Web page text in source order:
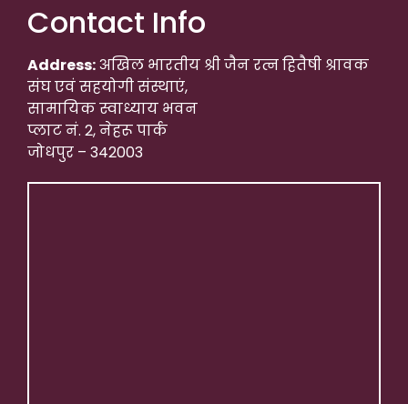
Contact Info
Address:अखिल भारतीय श्री जैन रत्न हितैषी श्रावक
संघ एवं सहयोगी संस्थाएं,
सामायिक स्वाध्याय भवन
प्लाट नं. 2, नेहरू पार्क
जोधपुर – 342003